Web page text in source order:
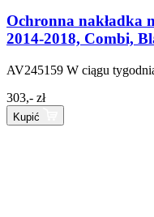
Ochronna nakładka
2014-2018, Combi,
AV245159 W ciągu
303,- zł
Kupić